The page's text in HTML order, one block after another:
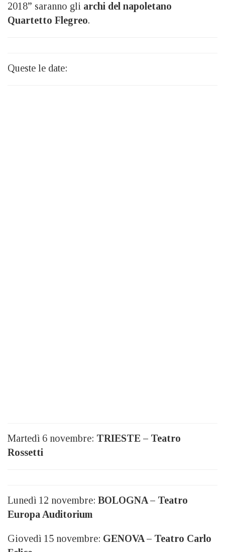
2018” saranno gli archi del napoletano
Quartetto Flegreo.
Queste le date:
Martedì 6 novembre: TRIESTE – Teatro
Rossetti
Lunedì 12 novembre: BOLOGNA – Teatro
Europa Auditorium
Giovedì 15 novembre: GENOVA – Teatro Carlo